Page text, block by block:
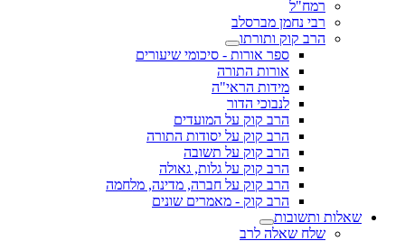
רמח"ל
רבי נחמן מברסלב
הרב קוק ותורתו
ספר אורות - סיכומי שיעורים
אורות התורה
מידות הראי"ה
לנבוכי הדור
הרב קוק על המועדים
הרב קוק על יסודות התורה
הרב קוק על תשובה
הרב קוק על גלות, גאולה
הרב קוק על חברה, מדינה, מלחמה
הרב קוק - מאמרים שונים
שאלות ותשובות
שלח שאלה לרב